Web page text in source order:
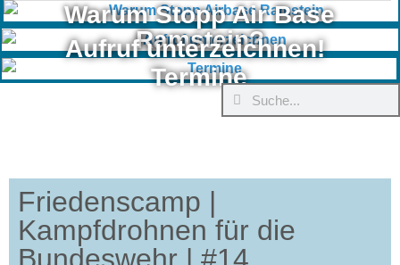
Warum Stopp Air Base
Ramstein?
Aufruf unterzeichnen!
Termine
Friedenscamp |
Kampfdrohnen für die